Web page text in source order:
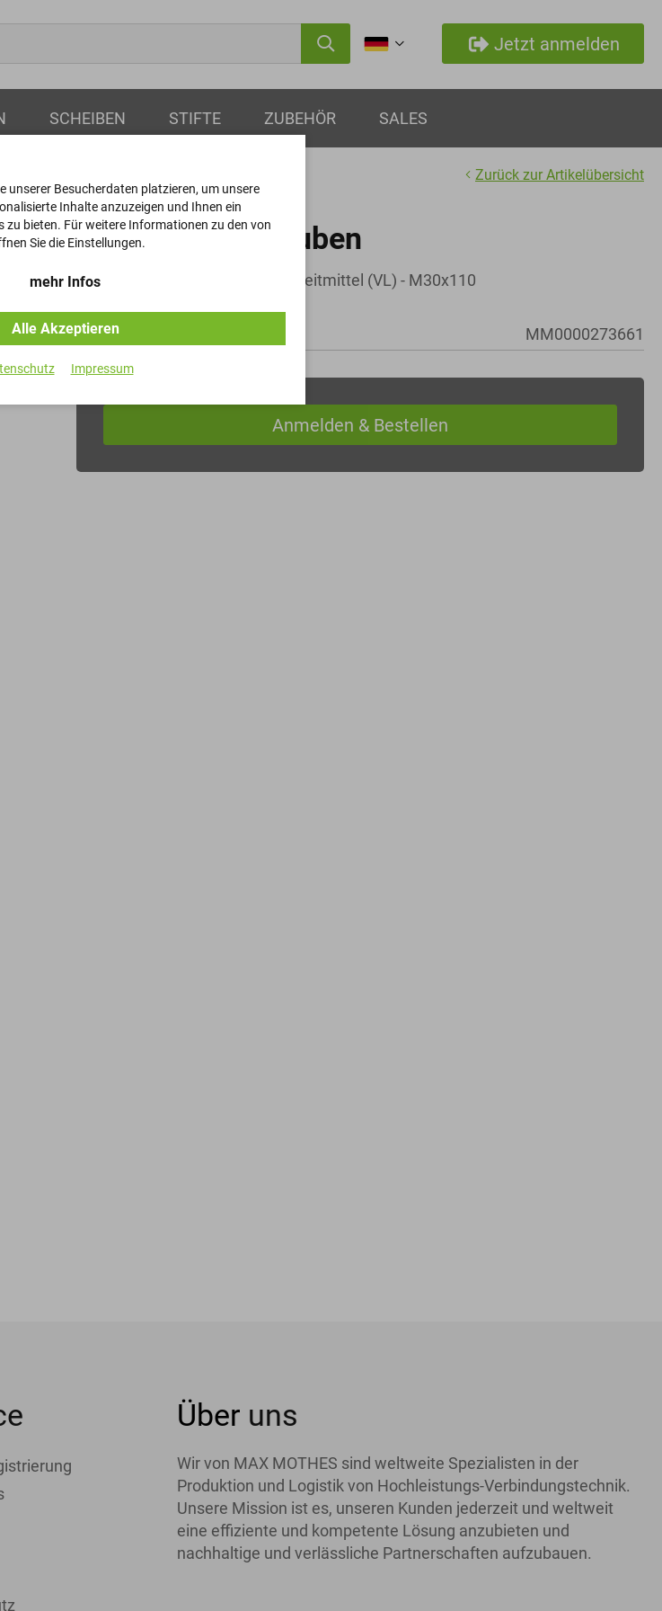
Jetzt anmelden
SCHEIBEN STIFTE ZUBEHÖR SALES
Zurück zur Artikelübersicht
Sechskantschrauben
DIN 931 - 8.8 - Geomet321B + Gleitmittel (VL) - M30x110
Artikel-Nr. MM0000273661
Über uns
Wir von MAX MOTHES sind weltweite Spezialisten in der
Produktion und Logistik von Hochleistungs-Verbindungstechnik.
Unsere Mission ist es, unseren Kunden jederzeit und weltweit
eine effiziente und kompetente Lösung anzubieten und
nachhaltige und verlässliche Partnerschaften aufzubauen.
unserer Besucherdaten platzieren, um unsere
Inhalte anzuzeigen und Ihnen ein
zu bieten. Für weitere Informationen zu den von
Sie die Einstellungen.
mehr Infos
Alle Akzeptieren
Impressum